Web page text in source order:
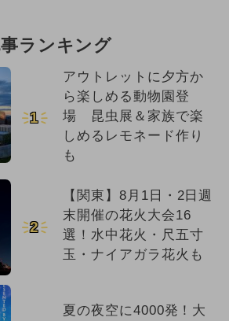
ランキング
1
アウトレットに夕方か
ら楽しめる動物園登
場 昆虫展＆家族で楽
しめるレモネード作り
も
2
【関東】8月1日・2日週
末開催の花火大会16
選！水中花火・尺五寸
玉・ナイアガラ花火も
夏の夜空に4000発！大